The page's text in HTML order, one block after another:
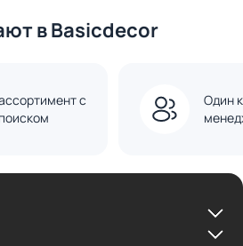
в Basicdecor
с
Один